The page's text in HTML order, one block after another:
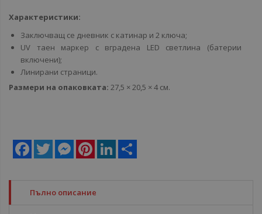
Характеристики:
Заключващ се дневник с катинар и 2 ключа;
UV таен маркер с вградена LED светлина (батерии
включени);
Линирани страници.
Размери на опаковката: 27,5 × 20,5 × 4 см.
Facebook
Twitter MessengerPinterestLinkedIn
Пълно описание